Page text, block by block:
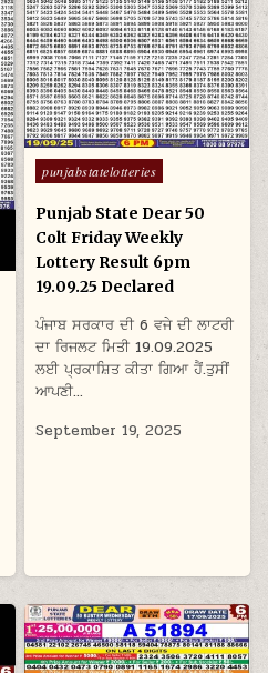
Posted
in
punjabstatelotteries
Punjab State Dear 50
Colt Friday Weekly
Lottery Result 6pm
19.09.25 Declared
ਪੰਜਾਬ ਸਰਕਾਰ ਦੀ 6 ਵਜੇ ਦੀ ਲਾਟਰੀ
ਦਾ ਰਿਜਲਟ ਮਿਤੀ 19.09.2025
ਲਈ ਪ੍ਰਕਾਸ਼ਿਤ ਕੀਤਾ ਗਿਆ ਹੈਂ.ਤੁਸੀਂ
ਆਪਣੀ…
September 19, 2025